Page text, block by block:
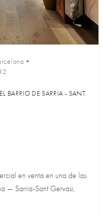
•
BARRIO DE SARRIA - SANT
en venta en una de las
— Sarria-Sant Gervasi,